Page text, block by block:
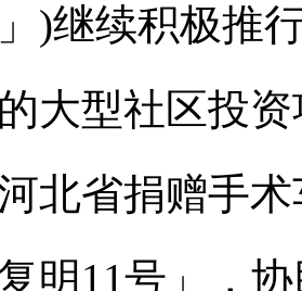
)继续积极推
大型社区投
北省捐赠手
明11号」，